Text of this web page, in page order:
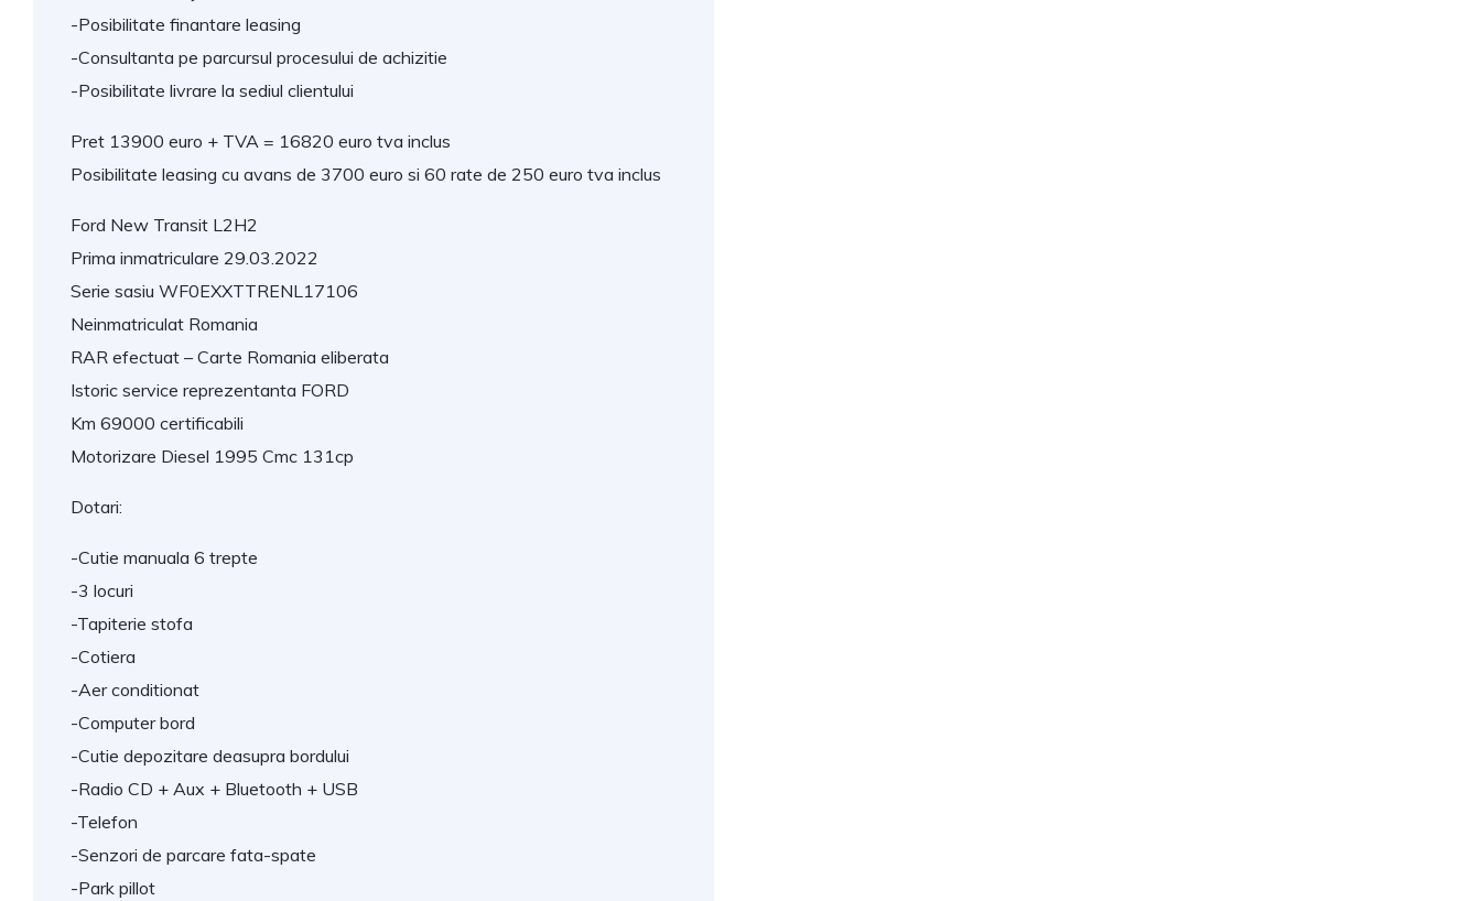
-Posibilitate finantare leasing
-Consultanta pe parcursul procesului de achizitie
-Posibilitate livrare la sediul clientului
Pret 13900 euro + TVA = 16820 euro tva inclus
Posibilitate leasing cu avans de 3700 euro si 60 rate de 250 euro tva inclus
Ford New Transit L2H2
Prima inmatriculare 29.03.2022
Serie sasiu WF0EXXTTRENL17106
Neinmatriculat Romania
RAR efectuat – Carte Romania eliberata
Istoric service reprezentanta FORD
Km 69000 certificabili
Motorizare Diesel 1995 Cmc 131cp
Dotari:
-Cutie manuala 6 trepte
-3 locuri
-Tapiterie stofa
-Cotiera
-Aer conditionat
-Computer bord
-Cutie depozitare deasupra bordului
-Radio CD + Aux + Bluetooth + USB
-Telefon
-Senzori de parcare fata-spate
-Park pillot